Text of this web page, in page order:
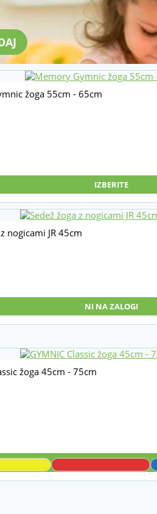
žoga 55cm - 65cm
IZBERITE
nogicami JR 45cm
NI NA ZALOGI
žoga 45cm - 75cm